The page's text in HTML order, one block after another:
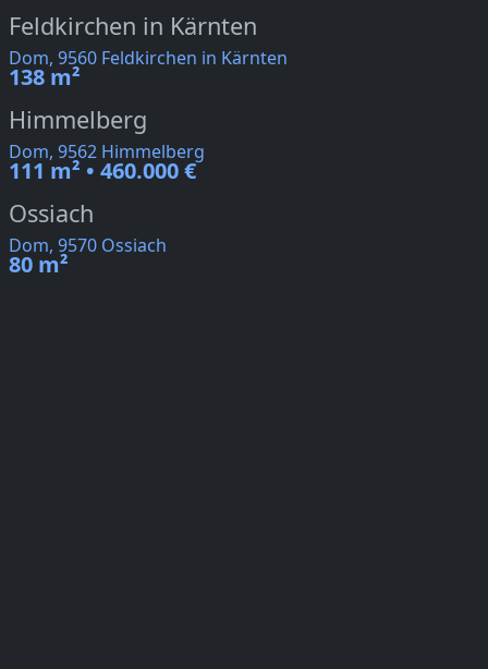
Feldkirchen in Kärnten
Dom, 9560 Feldkirchen in Kärnten
138 m²
Himmelberg
Dom, 9562 Himmelberg
111 m² • 460.000 €
Ossiach
Dom, 9570 Ossiach
80 m²